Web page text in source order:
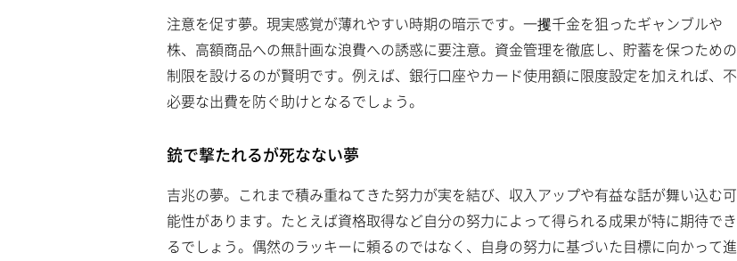
注意を促す夢。現実感覚が薄れやすい時期の暗示です。一攫千金を狙ったギャンブルや
株、高額商品への無計画な浪費への誘惑に要注意。資金管理を徹底し、貯蓄を保つための
制限を設けるのが賢明です。例えば、銀行口座やカード使用額に限度設定を加えれば、不
必要な出費を防ぐ助けとなるでしょう。
銃で撃たれるが死なない夢
吉兆の夢。これまで積み重ねてきた努力が実を結び、収入アップや有益な話が舞い込む可
能性があります。たとえば資格取得など自分の努力によって得られる成果が特に期待でき
るでしょう。偶然のラッキーに頼るのではなく、自身の努力に基づいた目標に向かって進